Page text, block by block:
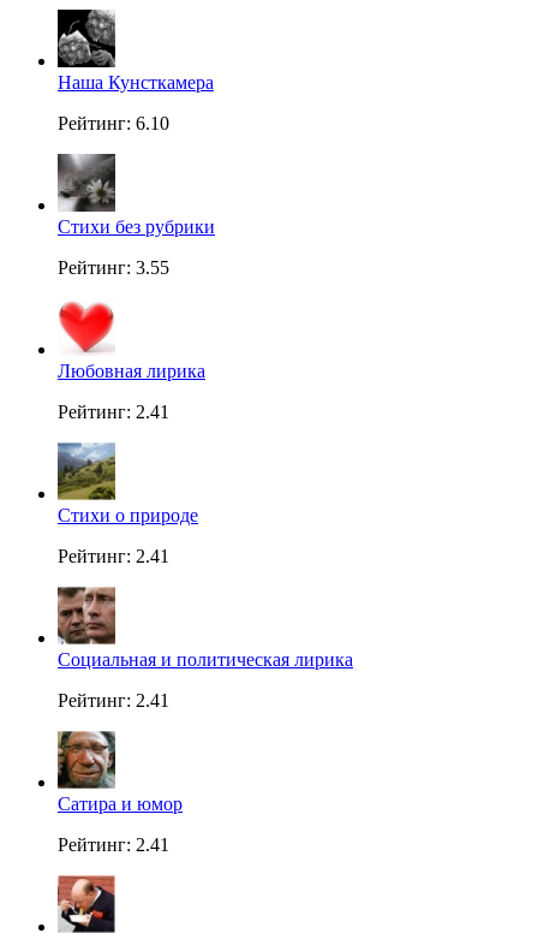
Наша Кунсткамера
Рейтинг: 6.10
Стихи без рубрики
Рейтинг: 3.55
Любовная лирика
Рейтинг: 2.41
Стихи о природе
Рейтинг: 2.41
Социальная и политическая лирика
Рейтинг: 2.41
Сатира и юмор
Рейтинг: 2.41